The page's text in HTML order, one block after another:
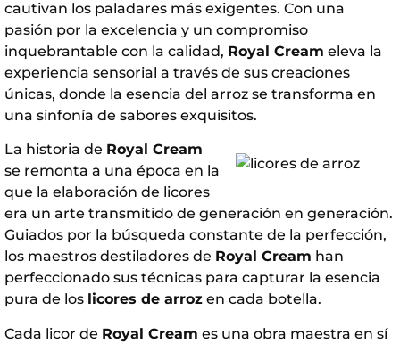
cautivan los paladares más exigentes. Con una
pasión por la excelencia y un compromiso
inquebrantable con la calidad, Royal Cream eleva la
experiencia sensorial a través de sus creaciones
únicas, donde la esencia del arroz se transforma en
una sinfonía de sabores exquisitos.
La historia de Royal Cream
se remonta a una época en la
que la elaboración de licores
era un arte transmitido de generación en generación.
Guiados por la búsqueda constante de la perfección,
los maestros destiladores de Royal Cream han
perfeccionado sus técnicas para capturar la esencia
pura de los licores de arroz en cada botella.
Cada licor de Royal Cream es una obra maestra en sí